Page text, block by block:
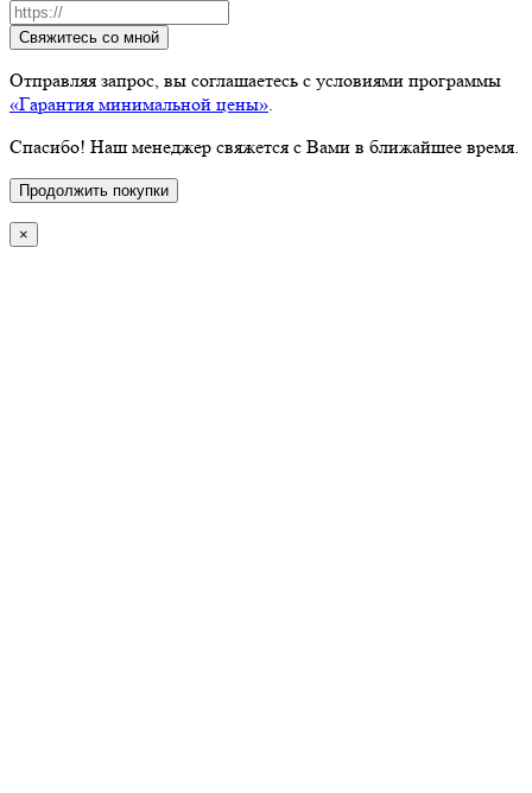
Свяжитесь со мной
Отправляя запрос, вы соглашаетесь с условиями программы
«Гарантия минимальной цены».
Спасибо! Наш менеджер свяжется с Вами в ближайшее время.
Продолжить покупки
×